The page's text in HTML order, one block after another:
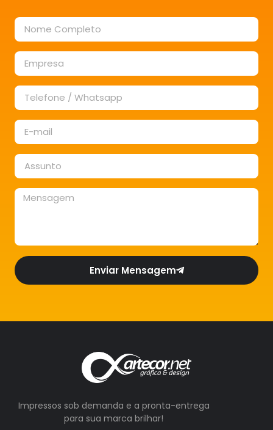
Enviar Mensagem
Impressos sob demanda e a pronta-entrega
para sua marca brilhar!